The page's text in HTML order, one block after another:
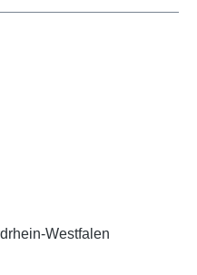
Westfalen